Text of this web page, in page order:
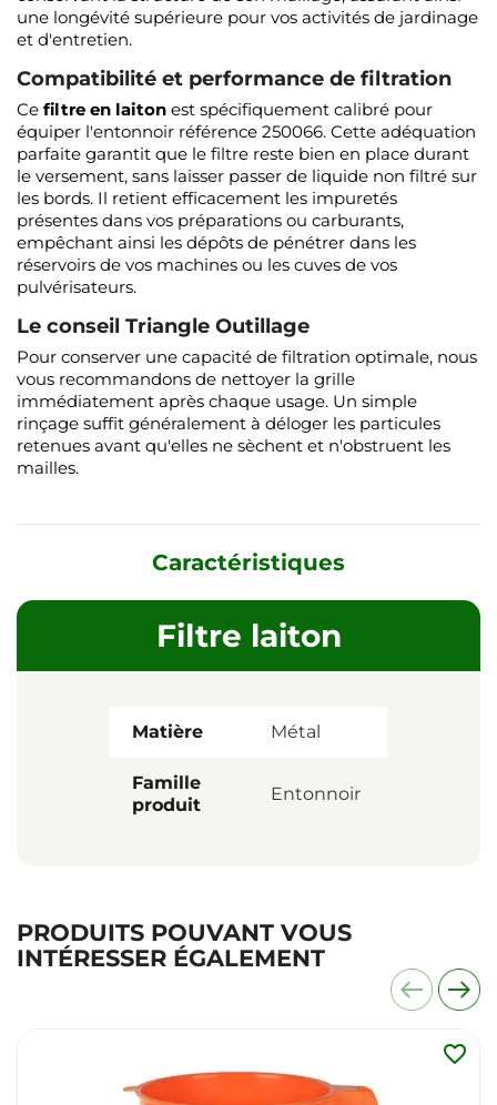
une longévité supérieure pour vos activités de jardinage
et d'entretien.
Compatibilité et performance de filtration
Ce filtre en laiton est spécifiquement calibré pour
équiper l'entonnoir référence 250066. Cette adéquation
parfaite garantit que le filtre reste bien en place durant
le versement, sans laisser passer de liquide non filtré sur
les bords. Il retient efficacement les impuretés
présentes dans vos préparations ou carburants,
empêchant ainsi les dépôts de pénétrer dans les
réservoirs de vos machines ou les cuves de vos
pulvérisateurs.
Le conseil Triangle Outillage
Pour conserver une capacité de filtration optimale, nous
vous recommandons de nettoyer la grille
immédiatement après chaque usage. Un simple
rinçage suffit généralement à déloger les particules
retenues avant qu'elles ne sèchent et n'obstruent les
mailles.
Caractéristiques
Filtre laiton
Matière Métal
Famille
produit
Entonnoir
PRODUITS POUVANT VOUS
INTÉRESSER ÉGALEMENT
favorite_border